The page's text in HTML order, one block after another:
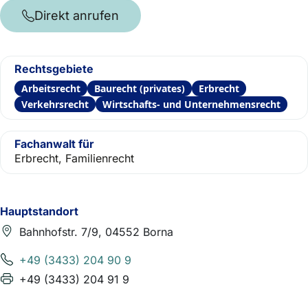
Hauptstandort
Bahnhofstr. 7/9, 04552 Borna
+49 (3433) 204 90 9
+49 (3433) 204 91 9
Direkt anrufen
Rechtsgebiete
Arbeitsrecht Baurecht (privates)
Erbrecht
Verkehrsrecht
Wirtschafts- und Unternehmensrecht
Fachanwalt für
Erbrecht, Familienrecht